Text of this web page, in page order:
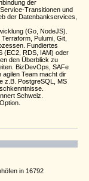
der
Transitionen und
der Datenbankservices,
(Go, NodeJS).
Pulumi, Git,
Fundiertes
(EC2, RDS, IAM) oder
den Überblick zu
BizDevOps, SAFe
agilen Team macht dir
z.B. PostgreSQL, MS
Schweiz.
in 16792